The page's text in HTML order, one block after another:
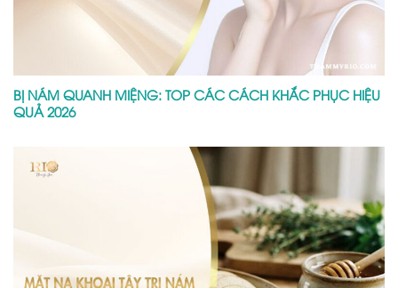
BỊ NÁM QUANH MIỆNG: TOP CÁC CÁCH KHẮC PHỤC HIỆU
QUẢ 2026